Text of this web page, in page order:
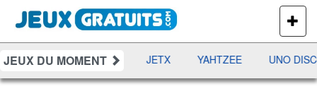
PLUS
DE
JEUX
JEUX DU MOMENT
DAMES RAMI JETX YAHTZEE UNO